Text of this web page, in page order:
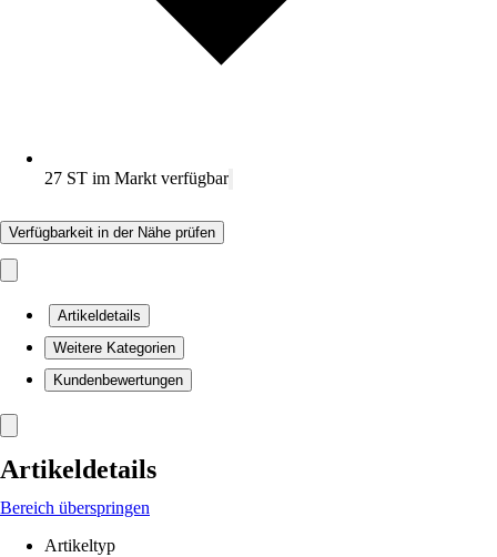
27 ST im Markt verfügbar
Verfügbarkeit in der Nähe prüfen
Artikeldetails
Weitere Kategorien
Kundenbewertungen
Artikeldetails
Bereich überspringen
Artikeltyp